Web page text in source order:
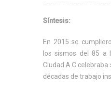
Síntesis:
En 2015 se
los sismos del 85 a
Ciudad A.C celebraba
décadas de trabajo